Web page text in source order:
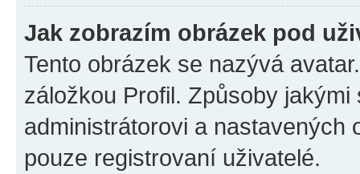
Jak zobrazím obrázek pod
Tento obrázek se nazývá
záložkou Profil. Způsoby
administrátorovi a nastavených
pouze registrovaní uživatelé.